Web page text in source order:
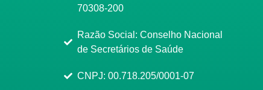
70308-200
Razão Social: Conselho Nacional
de Secretários de Saúde
CNPJ: 00.718.205/0001-07